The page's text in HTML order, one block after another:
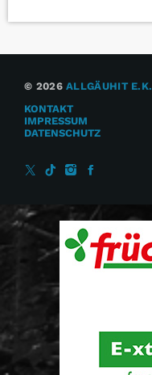
© 2026ALLGÄUHIT E.K.
KONTAKT
IMPRESSUM
DATENSCHUTZ